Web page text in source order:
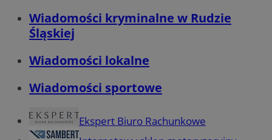
Wiadomości kryminalne w Rudzie
Śląskiej
Wiadomości lokalne
Wiadomości sportowe
Ekspert Biuro Rachunkowe